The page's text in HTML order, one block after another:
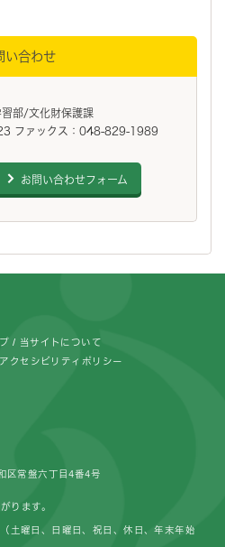
い合わせ
習部/文化財保護課
ファックス：048-829-1989
お問い合わせフォーム
当サイトについて
アクセシビリティポリシー
区常盤六丁目4番4号
ります。
土曜日、日曜日、祝日、休日、年末年始